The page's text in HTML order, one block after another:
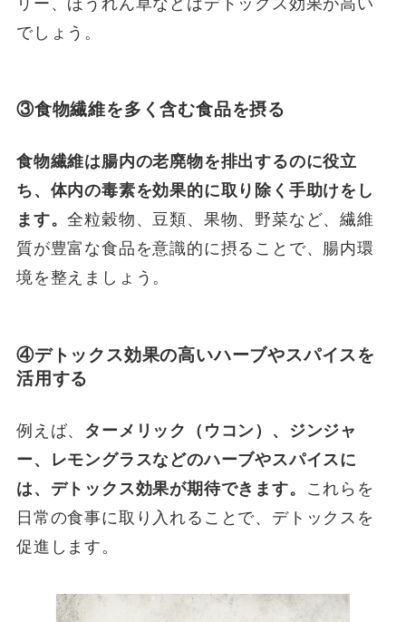
でしょう。
③食物繊維を多く含む食品を摂る
食物繊維は腸内の老廃物を排出するのに役立
ち、体内の毒素を効果的に取り除く手助けをし
ます。全粒穀物、豆類、果物、野菜など、繊維
質が豊富な食品を意識的に摂ることで、腸内環
境を整えましょう。
④デトックス効果の高いハーブやスパイスを
活用する
例えば、 ターメリック（ウコン）、ジンジャ
ー、レモングラスなどのハーブやスパイスに
は、デトックス効果が期待できます。
これらを
日常の食事に取り入れることで、デトックスを
促進します。